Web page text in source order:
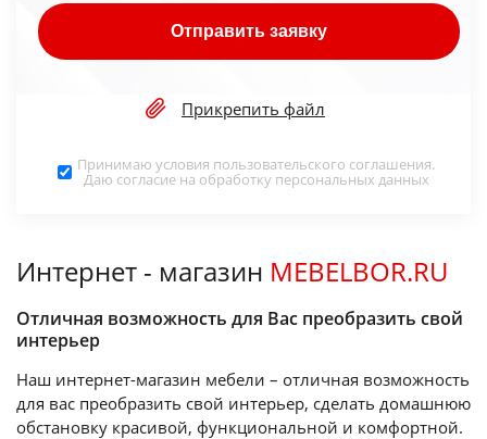
Отправить заявку
Прикрепить файл
Принимаю условия пользовательского соглашения.
Даю согласие на обработку персональных данных
Интернет - магазин MEBELBOR.RU
Отличная возможность для Вас преобразить свой
интерьер
Наш интернет-магазин мебели – отличная возможность
для вас преобразить свой интерьер, сделать домашнюю
обстановку красивой, функциональной и комфортной.